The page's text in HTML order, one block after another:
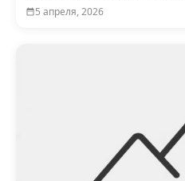
5 апреля, 2026